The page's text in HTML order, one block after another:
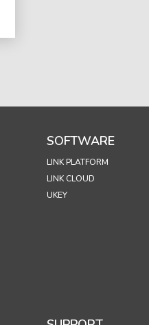
SOFTWARE
LINK PLATFORM
LINK CLOUD
UKEY